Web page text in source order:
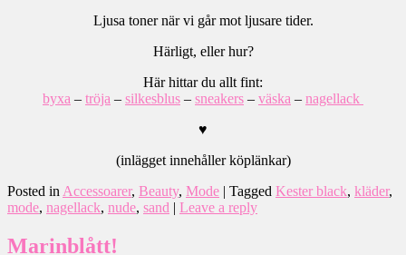
Ljusa toner när vi går mot ljusare tider.
Härligt, eller hur?
Här hittar du allt fint:
byxa – tröja – silkesblus – sneakers – väska – nagellack
♥
(inlägget innehåller köplänkar)
Posted in Accessoarer, Beauty, Mode | Tagged Kester black, kläder,
mode, nagellack, nude, sand | Leave a reply
Marinblått!